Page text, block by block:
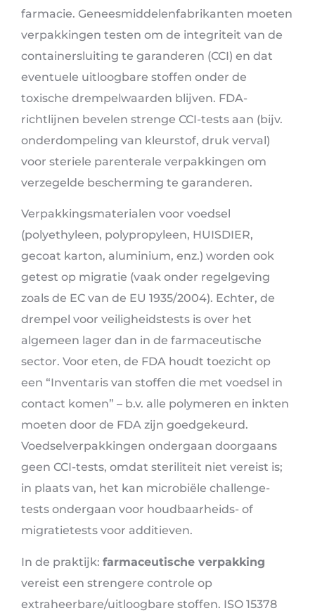
farmacie. Geneesmiddelenfabrikanten moeten
verpakkingen testen om de integriteit van de
containersluiting te garanderen (CCI) en dat
eventuele uitloogbare stoffen onder de
toxische drempelwaarden blijven. FDA-
richtlijnen bevelen strenge CCI-tests aan (bijv.
onderdompeling van kleurstof, druk verval)
voor steriele parenterale verpakkingen om
verzegelde bescherming te garanderen.
Verpakkingsmaterialen voor voedsel
(polyethyleen, polypropyleen, HUISDIER,
gecoat karton, aluminium, enz.) worden ook
getest op migratie (vaak onder regelgeving
zoals de EC van de EU 1935/2004). Echter, de
drempel voor veiligheidstests is over het
algemeen lager dan in de farmaceutische
sector. Voor eten, de FDA houdt toezicht op
een “Inventaris van stoffen die met voedsel in
contact komen” – b.v. alle polymeren en inkten
moeten door de FDA zijn goedgekeurd.
Voedselverpakkingen ondergaan doorgaans
geen CCI-tests, omdat steriliteit niet vereist is;
in plaats van, het kan microbiële challenge-
tests ondergaan voor houdbaarheids- of
migratietests voor additieven.
In de praktijk: farmaceutische verpakking
vereist een strengere controle op
extraheerbare/uitloogbare stoffen. ISO 15378